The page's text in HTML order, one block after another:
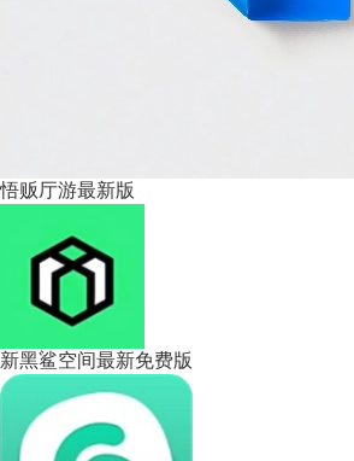
悟贩厅游最新版
新黑鲨空间最新免费版